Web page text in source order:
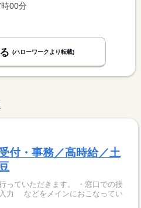
00分
(ハローワークより転載)
付・事務／高時給／土
だきます。 ・窓口での接
なってい